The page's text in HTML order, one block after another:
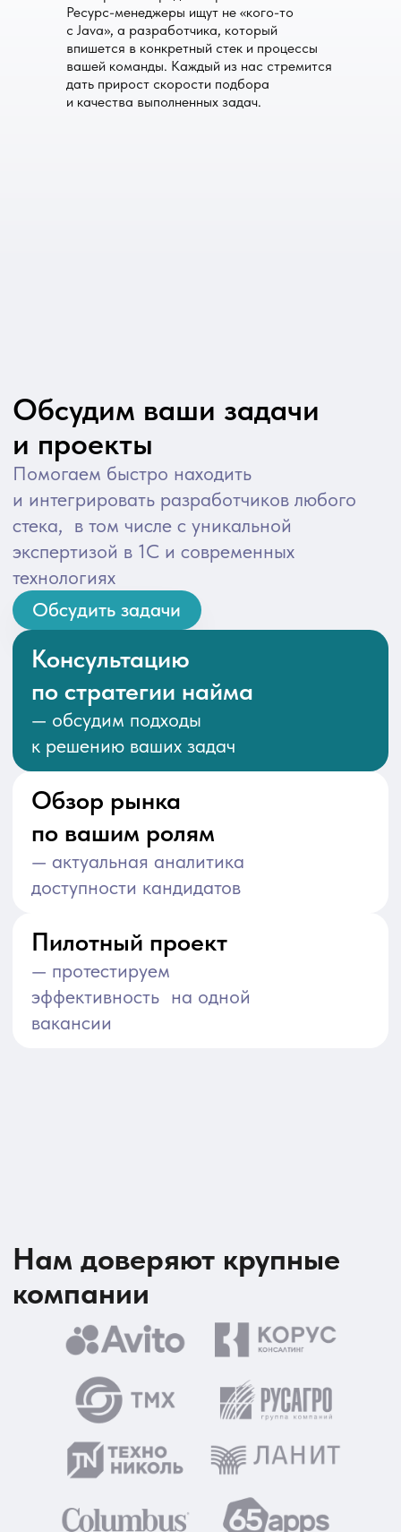
Ресурс-менеджеры ищут не «кого-то
с Java», а разработчика, который
впишется в конкретный стек и процессы
вашей команды. Каждый из нас стремится
дать прирост скорости подбора
и качества выполненных задач.